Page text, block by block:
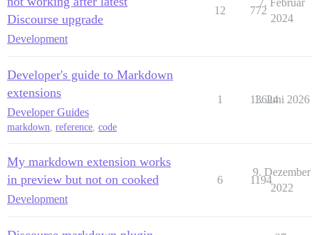
Discourse upgrade
Development
12 772
7. Februar
2024
Developer's guide to Markdown
extensions
Developer Guides
markdown, reference, code
1 13624
1. Juni 2026
My markdown extension works
in preview but not on cooked
Development
6 1194
9. Dezember
2022